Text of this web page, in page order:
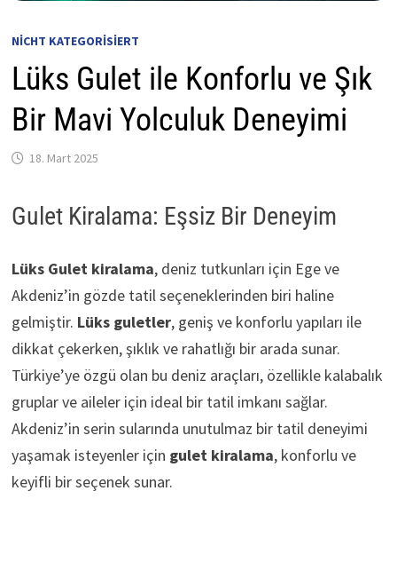
NICHT KATEGORISIERT
Lüks Gulet ile Konforlu ve Şık
Bir Mavi Yolculuk Deneyimi
18. Mart 2025
Gulet Kiralama: Eşsiz Bir Deneyim
Lüks Gulet kiralama, deniz tutkunları için Ege ve
Akdeniz’in gözde tatil seçeneklerinden biri haline
gelmiştir. Lüks guletler, geniş ve konforlu yapıları ile
dikkat çekerken, şıklık ve rahatlığı bir arada sunar.
Türkiye’ye özgü olan bu deniz araçları, özellikle kalabalık
gruplar ve aileler için ideal bir tatil imkanı sağlar.
Akdeniz’in serin sularında unutulmaz bir tatil deneyimi
yaşamak isteyenler için gulet kiralama, konforlu ve
keyifli bir seçenek sunar.